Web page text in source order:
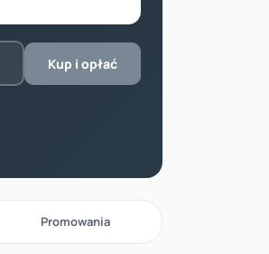
Kup i opłać
Promowania